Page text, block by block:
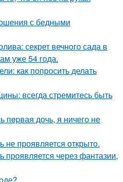
с бедными
секрет вечного сада в
уже 54 года.
как попросить делать
всегда стремитесь быть
пepвая дочь, я ничего не
не проявляется открыто.
проявляется через фантазии,